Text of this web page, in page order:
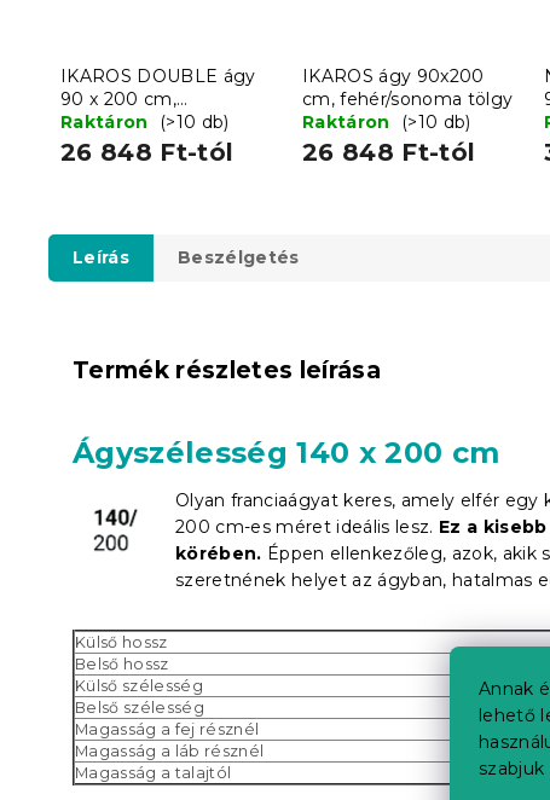
Annak
lehető
IKAROS DOUBLE ágy
90 x 200 cm,
fehér/sonoma tölgy
Raktáron (>10 db)
26 848 Ft-tól
IKAROS ágy 90x200
cm, fehér/sonoma tölgy
Raktáron
(>10 db)
26 848 Ft-tól
Leírás Beszélgetés
Termék részletes leírása
Ágyszélesség 140 x 200 cm
Olyan franciaágyat keres, amely elfér egy
200 cm-es méret ideális lesz. Ez a
körében. Éppen ellenkezőleg, azok, akik
szeretnének helyet az ágyban, hatalmas
Külső hossz
Belső hossz
Külső szélesség
Belső szélesség
Magasság a fej résznél
Magasság a láb résznél
Magasság a talajtól